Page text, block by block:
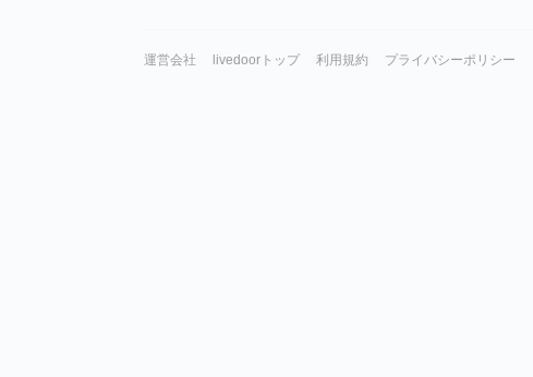
運営会社 livedoorトップ 利用規約 プライバシーポリシー